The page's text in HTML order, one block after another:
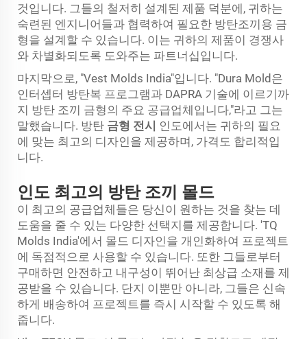
것입니다. 그들의 철저히 설계된 제품 덕분에, 귀하는
숙련된 엔지니어들과 협력하여 필요한 방탄조끼용 금
형을 설계할 수 있습니다. 이는 귀하의 제품이 경쟁사
와 차별화되도록 도와주는 파트너십입니다.
마지막으로, "Vest Molds India"입니다. "Dura Mold은
인터셉터 방탄복 프로그램과 DAPRA 기술에 이르기까
지 방탄 조끼 금형의 주요 공급업체입니다,"라고 그는
말했습니다. 방탄 금형 전시 인도에서는 귀하의 필요
에 맞는 최고의 디자인을 제공하며, 가격도 합리적입
니다.
인도 최고의 방탄 조끼 몰드
이 최고의 공급업체들은 당신이 원하는 것을 찾는 데
도움을 줄 수 있는 다양한 선택지를 제공합니다. 'TQ
Molds India'에서 몰드 디자인을 개인화하여 프로젝트
에 독점적으로 사용할 수 있습니다. 또한 그들로부터
구매하면 안전하고 내구성이 뛰어난 최상급 소재를 제
공받을 수 있습니다. 단지 이뿐만 아니라, 그들은 신속
하게 배송하여 프로젝트를 즉시 시작할 수 있도록 해
줍니다.